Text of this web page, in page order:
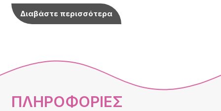
Διαβάστε περισσότερα
ΠΛΗΡΟΦΟΡΙΕΣ